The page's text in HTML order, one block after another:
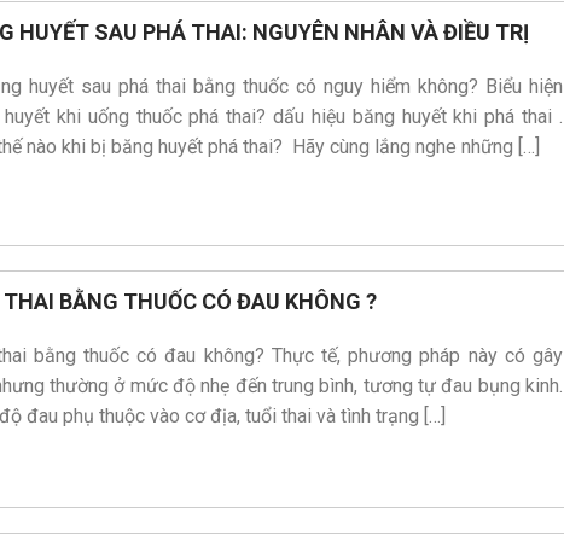
HUYẾT SAU PHÁ THAI: NGUYÊN NHÂN VÀ ĐIỀU TRỊ
huyết sau phá thai bằng thuốc có nguy hiểm không? Biểu hiện
khi uống thuốc phá thai? dấu hiệu băng huyết khi phá thai .
nào khi bị băng huyết phá thai? Hãy cùng lắng nghe những […]
BẰNG THUỐC CÓ ĐAU KHÔNG ?
bằng thuốc có đau không? Thực tế, phương pháp này có gây
thường ở mức độ nhẹ đến trung bình, tương tự đau bụng kinh.
đau phụ thuộc vào cơ địa, tuổi thai và tình trạng […]
CHI TIẾT
CHI TIẾT